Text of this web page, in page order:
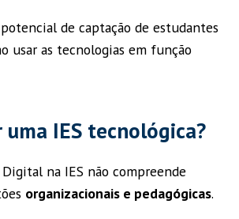
de captação de estudantes
usar as tecnologias em função
IES tecnológica?
na IES não compreende
organizacionais e pedagógicas.